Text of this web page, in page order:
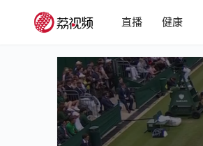
直播 健康